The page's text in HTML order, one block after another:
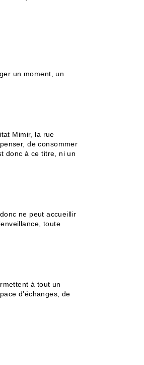
un moment, un
Mimir, la rue
de consommer
donc à ce titre, ni un
ne peut accueillir
toute
à tout un
d’échanges, de